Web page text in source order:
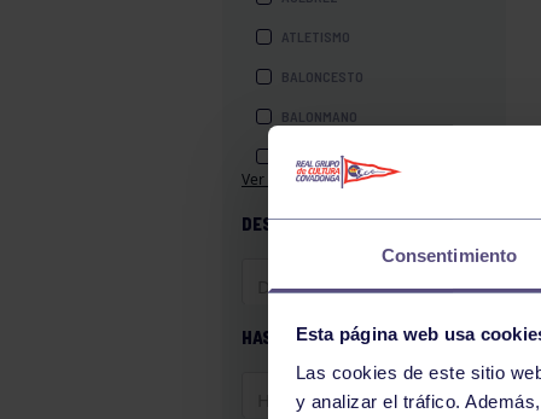
Consentimiento
Esta página web usa
Las cookies de este sitio
y analizar el tráfico.
ATLETISMO
BALONCESTO
BALONMANO
GAF
Ver más secciones
DESDE
HASTA